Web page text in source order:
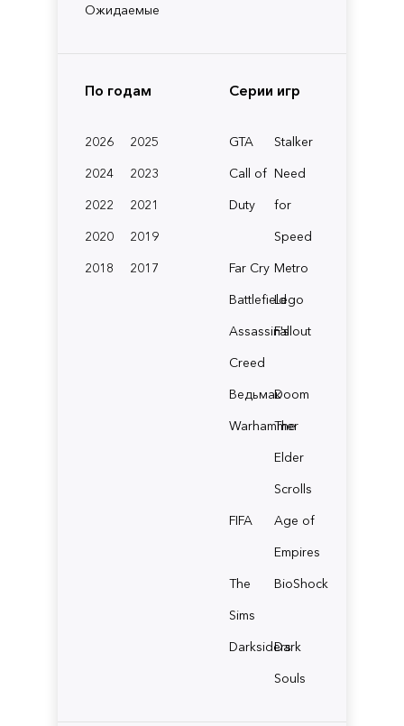
Ожидаемые
По годам
2026
2025
2024
2023
2022
2021
2020
2019
2018
2017
Серии игр
GTA
Stalker
Call of
Duty
Need
for
Speed
Far Cry Metro
BattlefieldLego
Assassin's
Creed
Fallout
ВедьмакDoom
Warhammer
The
Elder
Scrolls
FIFA
Age of
Empires
The
Sims
BioShock
Darksiders
Dark
Souls